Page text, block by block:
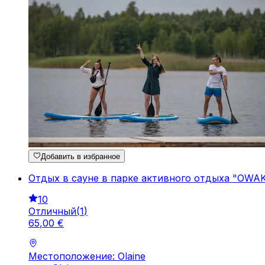
Добавить в избранное
Oтдых в сауне в парке активного отдыха
10
Отличный(1)
65,00 €
Местоположение: Olaine